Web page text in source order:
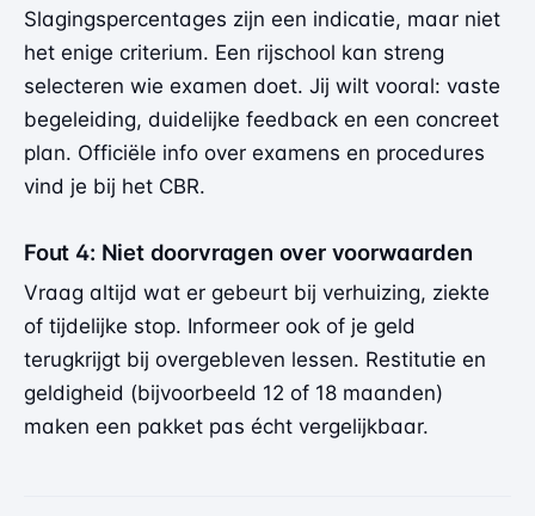
Slagingspercentages zijn een indicatie, maar niet
het enige criterium. Een rijschool kan streng
selecteren wie examen doet. Jij wilt vooral: vaste
begeleiding, duidelijke feedback en een concreet
plan. Officiële info over examens en procedures
vind je bij het CBR.
Fout 4: Niet doorvragen over voorwaarden
Vraag altijd wat er gebeurt bij verhuizing, ziekte
of tijdelijke stop. Informeer ook of je geld
terugkrijgt bij overgebleven lessen. Restitutie en
geldigheid (bijvoorbeeld 12 of 18 maanden)
maken een pakket pas écht vergelijkbaar.